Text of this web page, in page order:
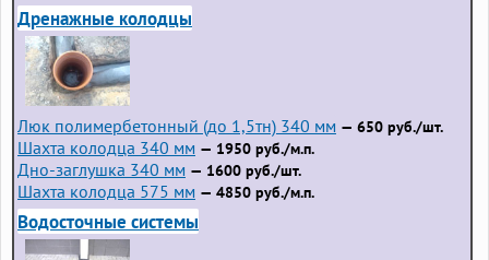
Дренажные колодцы
Люк полимербетонный (до 1,5тн) 340 мм — 650 руб./шт.
Шахта колодца 340 мм — 1950 руб./м.п.
Дно-заглушка 340 мм — 1600 руб./шт.
Шахта колодца 575 мм — 4850 руб./м.п.
Водосточные системы